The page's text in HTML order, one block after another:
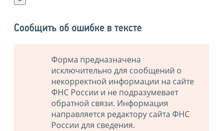
Сообщить об ошибке в тексте
Форма предназначена
исключительно для сообщений о
некорректной информации на сайте
ФНС России и не подразумевает
обратной связи. Информация
направляется редактору сайта ФНС
России для сведения.